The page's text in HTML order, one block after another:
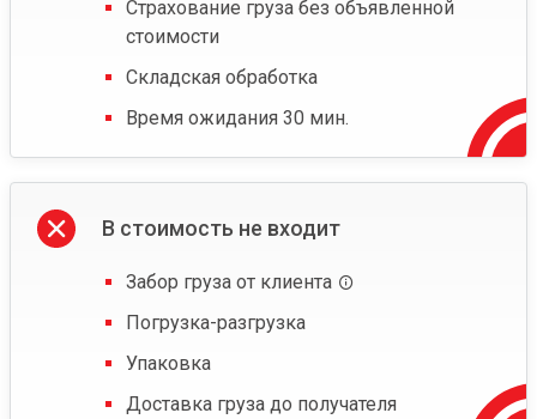
Страхование груза без объявленной
стоимости
Складская обработка
Время ожидания 30 мин.
В стоимость не входит
Забор груза от клиента
Погрузка-разгрузка
Упаковка
Доставка груза до получателя